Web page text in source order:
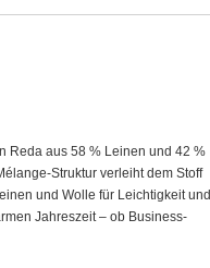
Reda aus 58 % Leinen und 42 %
Struktur verleiht dem Stoff
und Wolle für Leichtigkeit und
Jahreszeit – ob Business-